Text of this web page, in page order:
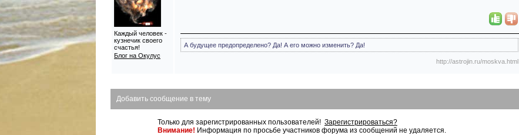
Каждый человек -
кузнечик своего
счастья!
Блог на Окулус
А будущее предопределено? Да! А его можно изменить? Да!
http://astrojin.ru/moskva.html
Добавить сообщение в тему
Только для зарегистрированных пользователей! Зарегистрироваться?
Внимание! Информация по просьбе участников форума из сообщений не удаляется.